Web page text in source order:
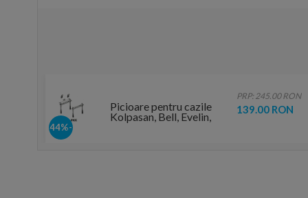
-44%
Picioare pentru cazile
Kolpasan, Bell, Evelin,
Elektra si Tamia
PRP: 245.00 RON
139.00 RON